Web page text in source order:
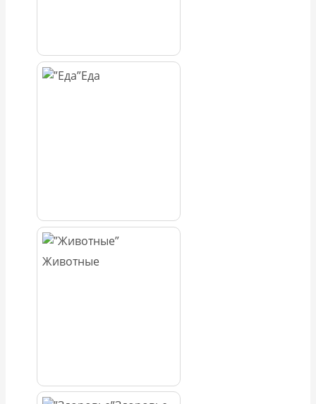
Еда
Животные